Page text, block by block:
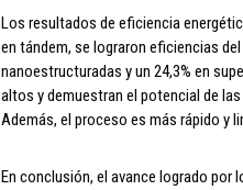
Los resultados de eficiencia
en tándem, se lograron eficiencias
nanoestructuradas y un 24,3% en
altos y demuestran el potencial de
Además, el proceso es más rápido y
En conclusión, el avance logrado por